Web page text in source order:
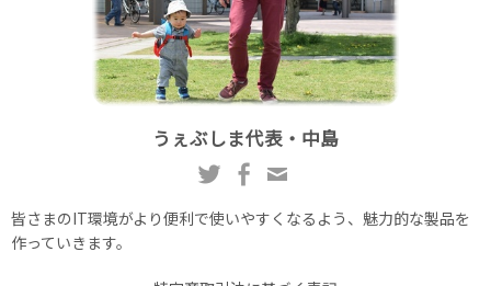
うぇぶしま代表・中島
皆さまのIT環境がより便利で使いやすくなるよう、魅力的な製品を
作っていきます。